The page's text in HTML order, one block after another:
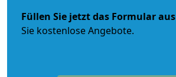
Füllen Sie jetzt das Formular aus
Sie kostenlose Angebote.